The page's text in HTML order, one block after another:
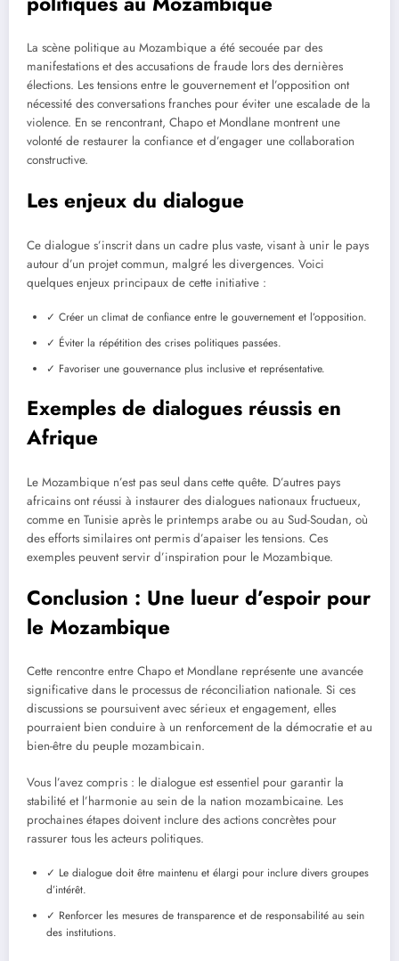
La scène politique au Mozambique a été secouée par des
manifestations et des accusations de fraude lors des dernières
élections. Les tensions entre le gouvernement et l’opposition ont
nécessité des conversations franches pour éviter une escalade de la
violence. En se rencontrant, Chapo et Mondlane montrent une
volonté de restaurer la confiance et d’engager une collaboration
constructive.
Les enjeux du dialogue
Ce dialogue s’inscrit dans un cadre plus vaste, visant à unir le pays
autour d’un projet commun, malgré les divergences. Voici
quelques enjeux principaux de cette initiative :
✓ Créer un climat de confiance entre le gouvernement et l’opposition.
✓ Éviter la répétition des crises politiques passées.
✓ Favoriser une gouvernance plus inclusive et représentative.
Exemples de dialogues réussis en
Afrique
Le Mozambique n’est pas seul dans cette quête. D’autres pays
africains ont réussi à instaurer des dialogues nationaux fructueux,
comme en Tunisie après le printemps arabe ou au Sud-Soudan, où
des efforts similaires ont permis d’apaiser les tensions. Ces
exemples peuvent servir d’inspiration pour le Mozambique.
Conclusion : Une lueur d’espoir pour
le Mozambique
Cette rencontre entre Chapo et Mondlane représente une avancée
significative dans le processus de réconciliation nationale. Si ces
discussions se poursuivent avec sérieux et engagement, elles
pourraient bien conduire à un renforcement de la démocratie et au
bien-être du peuple mozambicain.
Vous l’avez compris : le dialogue est essentiel pour garantir la
stabilité et l’harmonie au sein de la nation mozambicaine. Les
prochaines étapes doivent inclure des actions concrètes pour
rassurer tous les acteurs politiques.
✓ Le dialogue doit être maintenu et élargi pour inclure divers groupes
d’intérêt.
✓ Renforcer les mesures de transparence et de responsabilité au sein
des institutions.